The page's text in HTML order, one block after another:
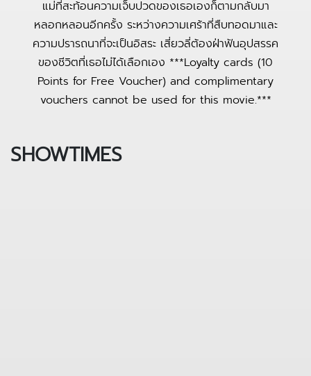
แม่ที่สะท้อนความเจ็บปวดของเธอเองก็ตามกลับมา
หลอกหลอนอีกครั้ง ระหว่างความเศร้าที่สืบทอดมาและ
ความปรารถนาที่จะเป็นอิสระ เสี่ยวลี่ต้องฝ่าฟันอุปสรรค
ของชีวิตที่เธอไม่ได้เลือกเอง ***Loyalty cards (10
Points for Free Voucher) and complimentary
vouchers cannot be used for this movie.***
SHOWTIMES